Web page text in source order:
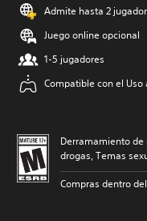
Admite hasta 2
Juego online opcional
1-5 jugadores
Compatible con el Uso
Derramamiento de
drogas, Temas
Compras dentro